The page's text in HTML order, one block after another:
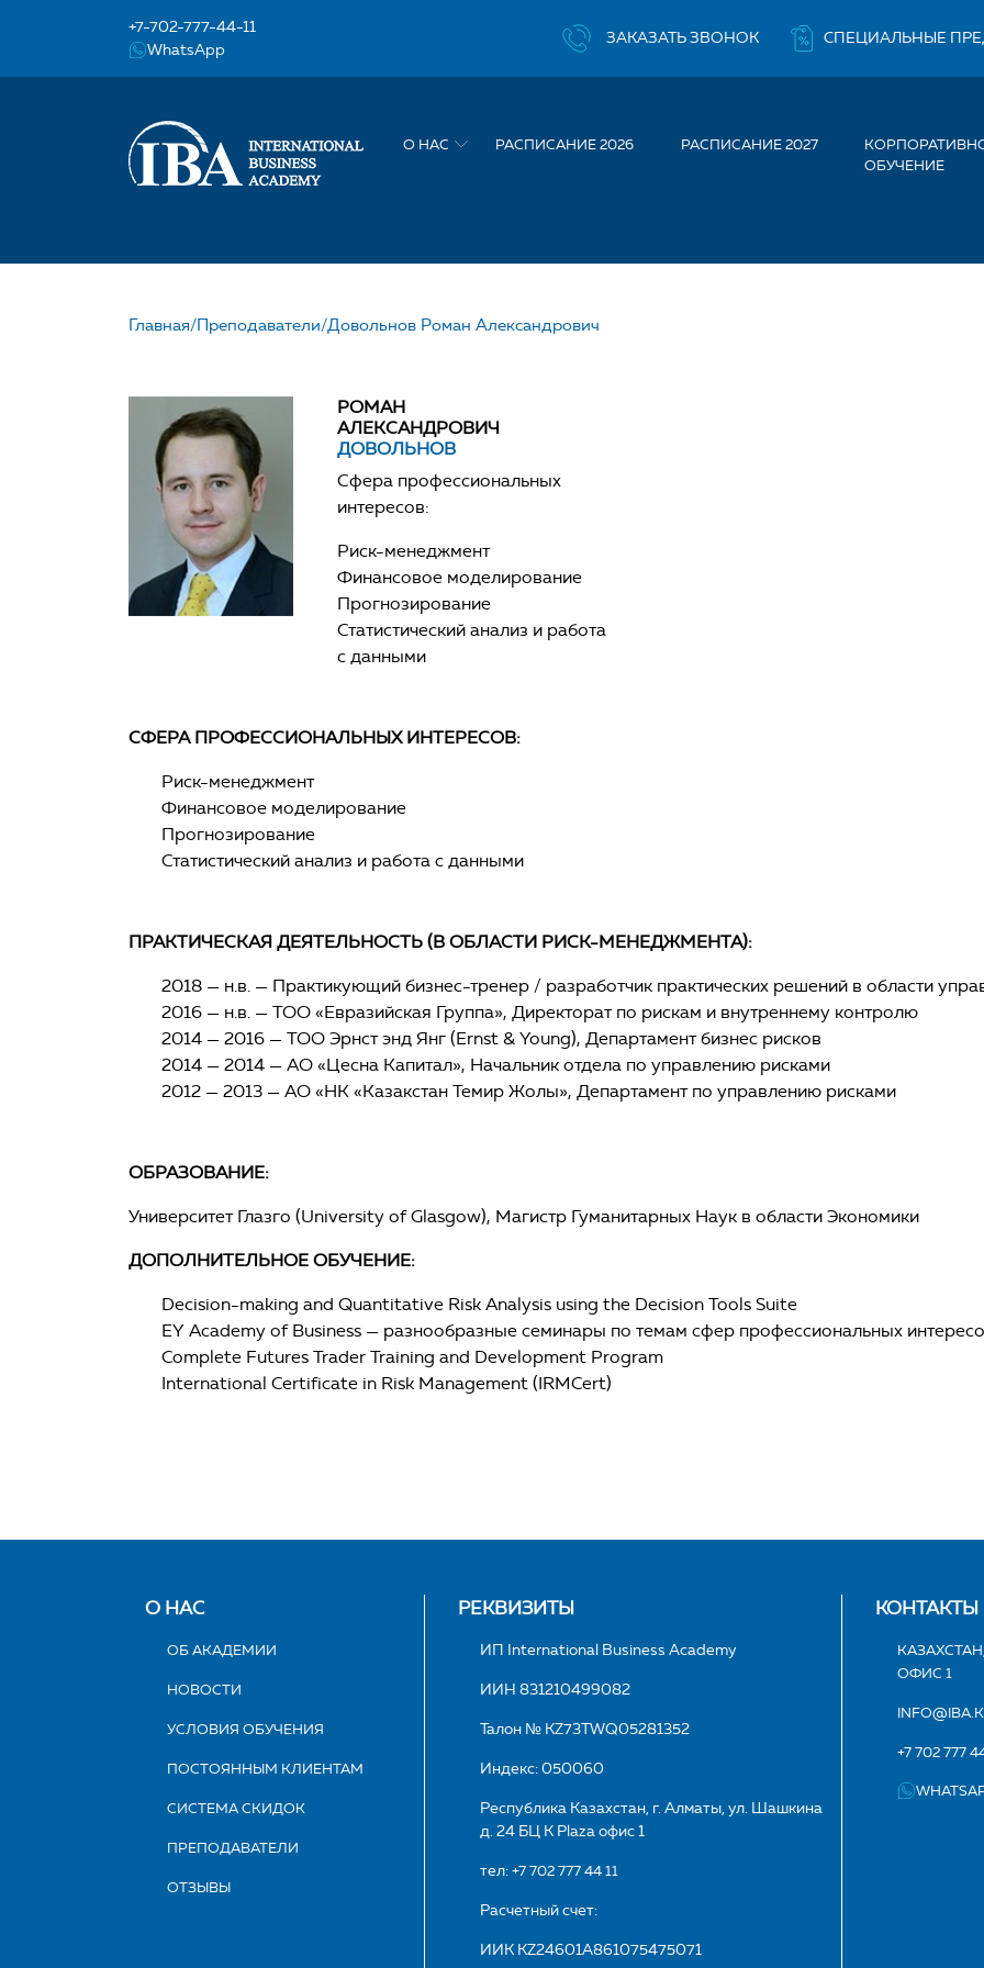
+7-702-777-44-11
WhatsApp
ЗАКАЗАТЬ ЗВОНОК СПЕЦИАЛЬНЫЕ
О НАС РАСПИСАНИЕ 2026 РАСПИСАНИЕ 2027
ОБУЧЕНИЕ
НАШ УЧИТЕЛЬ ДОВОЛЬНОВ РОМАН
Главная/Преподаватели/Довольнов Роман Александрович
РОМАН
АЛЕКСАНДРОВИЧ
ДОВОЛЬНОВ
Сфера профессиональных
интересов:
Риск-менеджмент
Финансовое моделирование
Прогнозирование
Статистический анализ и работа
с данными
СФЕРА ПРОФЕССИОНАЛЬНЫХ ИНТЕРЕСОВ:
Риск-менеджмент
Финансовое моделирование
Прогнозирование
Статистический анализ и работа с данными
ПРАКТИЧЕСКАЯ ДЕЯТЕЛЬНОСТЬ (В ОБЛАСТИ РИСК-МЕНЕДЖМЕНТА):
2018 — н.в. — Практикующий бизнес-тренер / разработчик практических решений в области
2016 — н.в. — ТОО «Евразийская Группа», Директорат по рискам и внутреннему контролю
2014 — 2016 — ТОО Эрнст энд Янг (Ernst & Young), Департамент бизнес рисков
2014 — 2014 — АО «Цесна Капитал», Начальник отдела по управлению рисками
2012 — 2013 — АО «НК «Казакстан Темир Жолы», Департамент по управлению рисками
ОБРАЗОВАНИЕ:
Университет Глазго (University of Glasgow), Магистр Гуманитарных Наук в области Экономики
ДОПОЛНИТЕЛЬНОЕ ОБУЧЕНИЕ:
Decision-making and Quantitative Risk Analysis using the Decision Tools Suite
EY Academy of Business — разнообразные семинары по темам сфер профессиональных
Complete Futures Trader Training and Development Program
International Certificate in Risk Management (IRMCert)
О НАС
ОБ АКАДЕМИИ
НОВОСТИ
УСЛОВИЯ ОБУЧЕНИЯ
ПОСТОЯННЫМ КЛИЕНТАМ
СИСТЕМА СКИДОК
ПРЕПОДАВАТЕЛИ
ОТЗЫВЫ
РЕКВИЗИТЫ
ИП International Business Academy
ИИН 831210499082
Талон № KZ73TWQ05281352
Индекс: 050060
Республика Казахстан, г. Алматы, ул. Шашкина
д. 24 БЦ K Plaza офис 1
тел:+7 702 777 44 11
Расчетный счет:
ИИК KZ24601A861075475071
КОНТАКТЫ
ОФИС 1
+7 702 777